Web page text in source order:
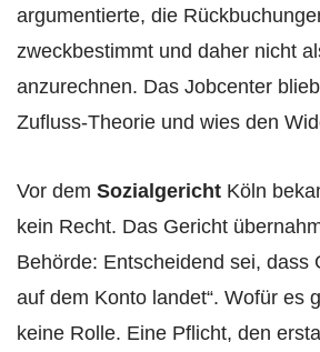
argumentierte, die
zweckbestimmt und daher nicht
anzurechnen. Das Jobcenter
Zufluss-Theorie und wies den
Vor dem Sozialgericht Köln
kein Recht. Das Gericht
Behörde: Entscheidend sei, dass
auf dem Konto landet“. Wofür es
keine Rolle. Eine Pflicht, den